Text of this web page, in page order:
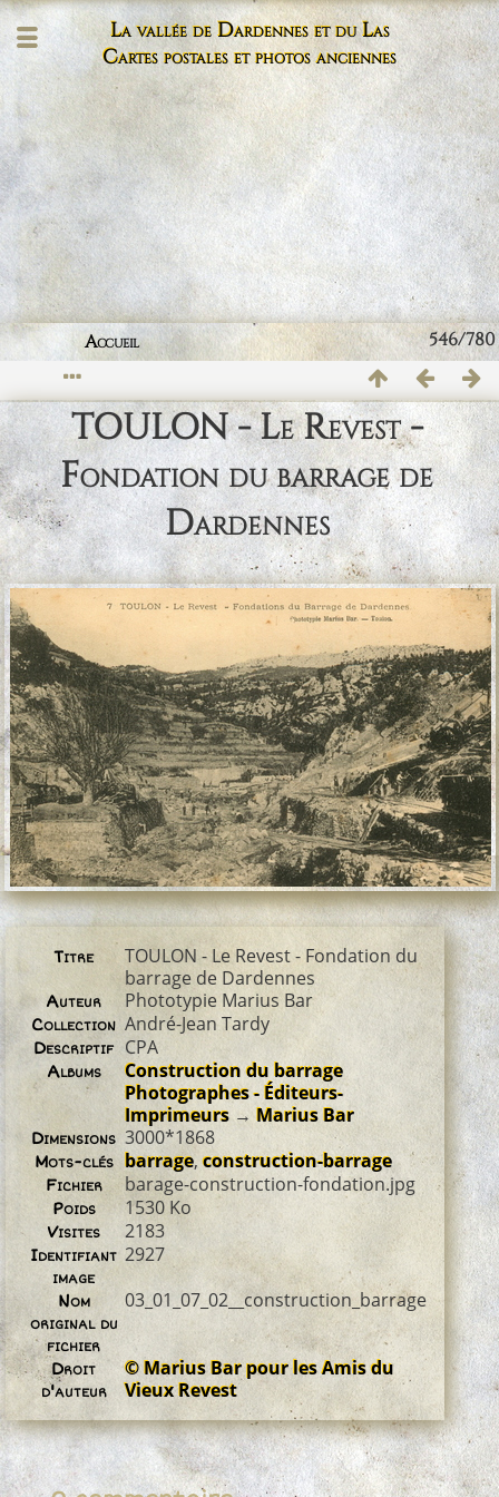
La vallée de Dardennes et du Las
Cartes postales et photos anciennes
546/780
Accueil
TOULON - Le Revest -
Fondation du barrage de
Dardennes
Titre
TOULON - Le Revest - Fondation du
barrage de Dardennes
Auteur Phototypie Marius Bar
Collection André-Jean Tardy
Descriptif CPA
Albums
Construction du barrage
Photographes - Éditeurs-
Imprimeurs→ Marius Bar
Dimensions 3000*1868
Mots-clés barrage,construction-barrage
Fichier barage-construction-fondation.jpg
Poids 1530 Ko
Visites 2183
Identifiant
image
2927
Nom
original du
fichier
03_01_07_02__construction_barrage
Droit
d'auteur
© Marius Bar pour les Amis du
Vieux Revest